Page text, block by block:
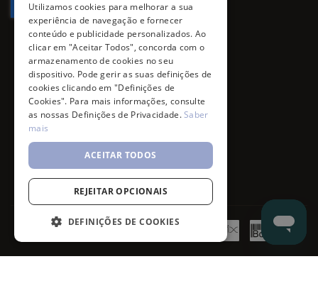
Utilizamos cookies para melhorar a sua
experiência de navegação e fornecer
conteúdo e publicidade personalizados. Ao
clicar em "Aceitar Todos", concorda com o
armazenamento de cookies no seu
dispositivo. Pode gerir as suas definições de
cookies clicando em "Definições de
Cookies". Para mais informações, consulte
as nossas Definições de Privacidade.Saber
mais
ACEITAR TODOS
REJEITAR OPCIONAIS
DEFINIÇÕES DE COOKIES